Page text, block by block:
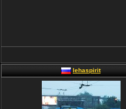
lehaspirit